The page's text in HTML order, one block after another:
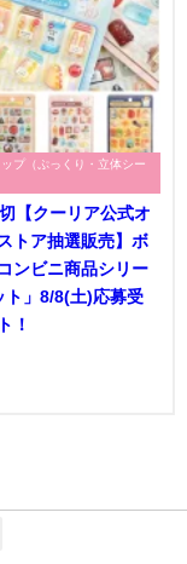
プ（ぷっくり・立体シー
【クーリア公式オ
トア抽選販売】ボ
ンビニ商品シリー
ト」8/8(土)応募受
！